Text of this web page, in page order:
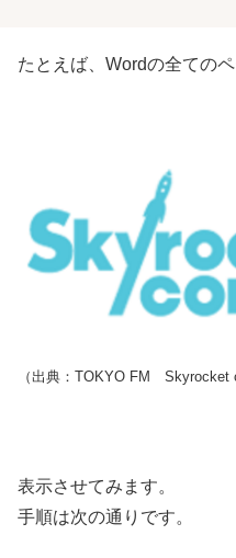
たとえば、Wordの全ての
（出典：TOKYO FM Skyrocket
表示させてみます。
手順は次の通りです。